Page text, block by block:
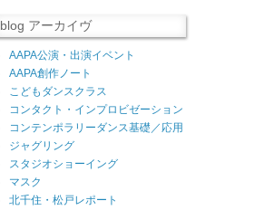
blog アーカイヴ
AAPA公演・出演イベント
AAPA創作ノート
こどもダンスクラス
コンタクト・インプロビゼーション
コンテンポラリーダンス基礎／応用
ジャグリング
スタジオショーイング
マスク
北千住・松戸レポート